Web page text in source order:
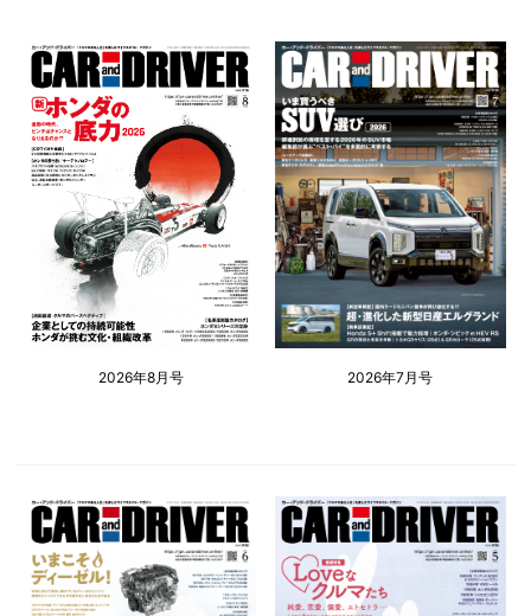
2026年8月号 2026年7月号